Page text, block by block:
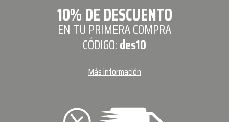
10% DE DESCUENTO
EN TU PRIMERA COMPRA
CÓDIGO:des10
Más información